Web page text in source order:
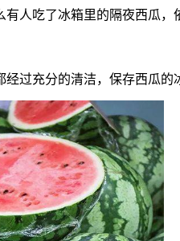
人吃了冰箱里的隔夜西瓜，
过充分的清洁，保存西瓜的